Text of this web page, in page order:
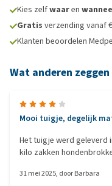
Kies zelfwaaren
Gratis verzending vanaf
Klanten beoordelen
Wat anderen zeggen
Mooi tuigje, degelijk
Het tuigje werd geleverd
kilo zakken
uitgepakt was ik wel blij verrast door de kwaliteit en
31 mei 2025, doorBarbara